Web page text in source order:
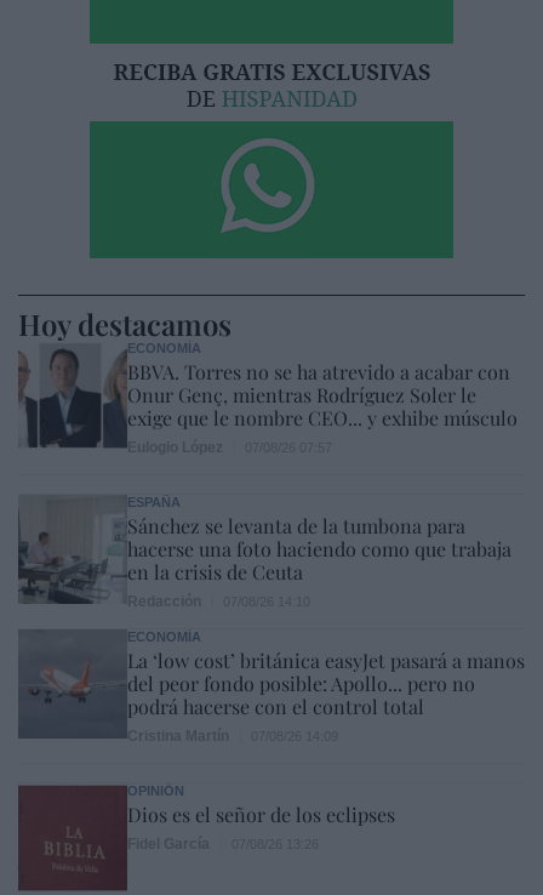
Hoy destacamos
ECONOMÍA
BBVA. Torres no se ha atrevido a acabar con
Onur Genç, mientras Rodríguez Soler le
exige que le nombre CEO... y exhibe músculo
ESPAÑA
Sánchez se levanta de la tumbona para
hacerse una foto haciendo como que trabaja
en la crisis de Ceuta
ECONOMÍA
La ‘low cost’ británica easyJet pasará a manos
del peor fondo posible: Apollo... pero no
podrá hacerse con el control total
OPINIÓN
Dios es el señor de los eclipses